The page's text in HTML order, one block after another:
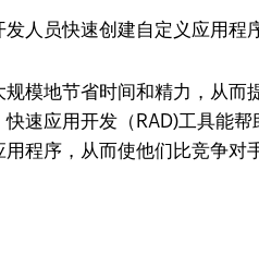
人员快速创建自定义应用程
模地节省时间和精力，从而
速应用开发（RAD)工具能
程序，从而使他们比竞争对